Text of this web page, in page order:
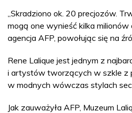
„Skradziono ok. 20 precjozów.
mogą one wynieść kilka milionów
agencja AFP, powołując się na
Rene Lalique jest jednym z
i artystów tworzących w szkle z
w modnych wówczas stylach
Jak zauważyła AFP, Muzeum